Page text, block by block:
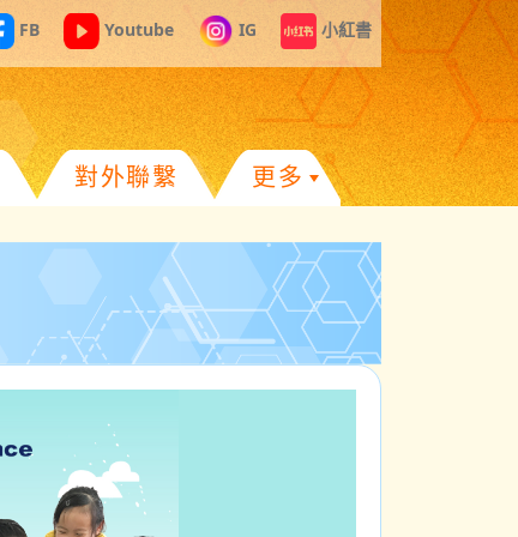
FB Youtube IG 小紅書
對外聯繫 更多